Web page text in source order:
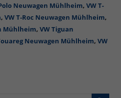
Neuwagen Mühlheim, VW T-
, VW T-Roc Neuwagen Mühlheim,
Mühlheim, VW Tiguan
Neuwagen Mühlheim, VW